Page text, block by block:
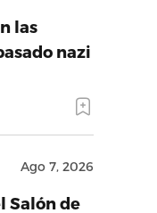
las
nazi
Ago 7, 2026
Salón de